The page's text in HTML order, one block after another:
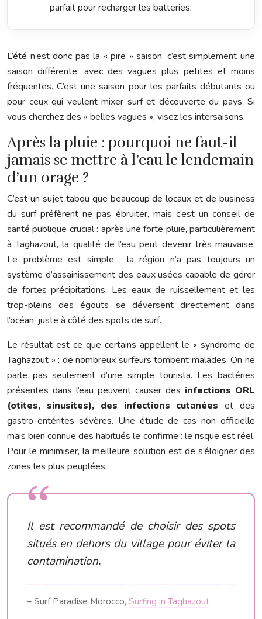
parfait pour recharger les batteries.
L’été n’est donc pas la « pire » saison, c’est simplement une
saison différente, avec des vagues plus petites et moins
fréquentes. C’est une saison pour les parfaits débutants ou
pour ceux qui veulent mixer surf et découverte du pays. Si
vous cherchez des « belles vagues », visez les intersaisons.
Après la pluie : pourquoi ne faut-il
jamais se mettre à l’eau le lendemain
d’un orage ?
C’est un sujet tabou que beaucoup de locaux et de business
du surf préfèrent ne pas ébruiter, mais c’est un conseil de
santé publique crucial : après une forte pluie, particulièrement
à Taghazout, la qualité de l’eau peut devenir très mauvaise.
Le problème est simple : la région n’a pas toujours un
système d’assainissement des eaux usées capable de gérer
de fortes précipitations. Les eaux de ruissellement et les
trop-pleins des égouts se déversent directement dans
l’océan, juste à côté des spots de surf.
Le résultat est ce que certains appellent le « syndrome de
Taghazout » : de nombreux surfeurs tombent malades. On ne
parle pas seulement d’une simple tourista. Les bactéries
présentes dans l’eau peuvent causer des infections ORL
(otites, sinusites), des infections cutanées et des
gastro-entérites sévères. Une étude de cas non officielle
mais bien connue des habitués le confirme : le risque est réel.
Pour le minimiser, la meilleure solution est de s’éloigner des
zones les plus peuplées.
Il est recommandé de choisir des spots
situés en dehors du village pour éviter la
contamination.
– Surf Paradise Morocco, Surfing in Taghazout